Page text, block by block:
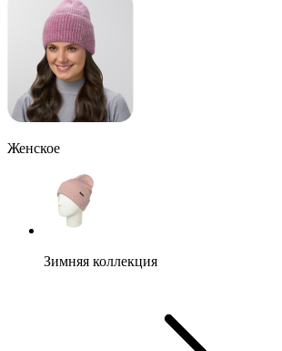
Женское
Зимняя коллекция